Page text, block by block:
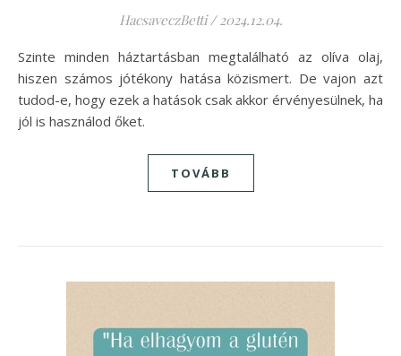
HacsaveczBetti / 2024.12.04.
Szinte minden háztartásban megtalálható az olíva olaj,
hiszen számos jótékony hatása közismert. De vajon azt
tudod-e, hogy ezek a hatások csak akkor érvényesülnek, ha
jól is használod őket.
TOVÁBB